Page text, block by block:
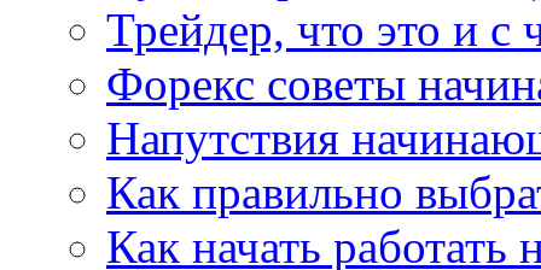
Трейдер, что это и с
Форекс советы
Напутствия
Как правильно
Как начать